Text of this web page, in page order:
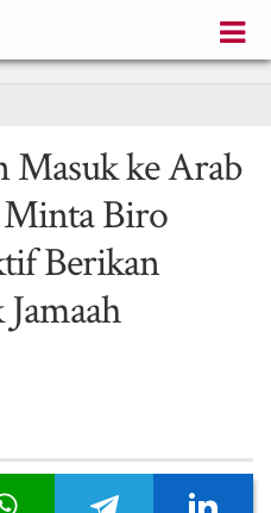
Masuk ke Arab
Minta Biro
Berikan